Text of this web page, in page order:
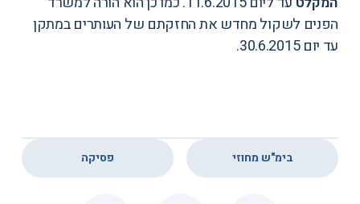
הפנים לשקול מחדש את החזקתם של העותרים במתקן
עד יום 30.6.2015.
בימ"ש מחוזי פסיקה